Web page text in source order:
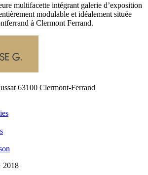
multifacette intégrant galerie d’exposition
modulable et idéalement située
à Clermont Ferrand.
63100 Clermont-Ferrand
2018